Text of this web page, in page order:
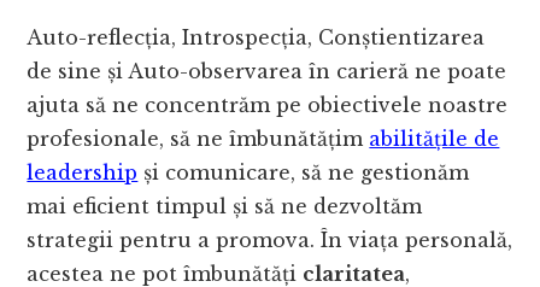
Auto-reflecția, Introspecția, Conștientizarea
de sine și Auto-observarea în carieră ne poate
ajuta să ne concentrăm pe obiectivele noastre
profesionale, să ne îmbunătățim abilitățile de
leadership și comunicare, să ne gestionăm
mai eficient timpul și să ne dezvoltăm
strategii pentru a promova. În viața personală,
acestea ne pot îmbunătăți claritatea,